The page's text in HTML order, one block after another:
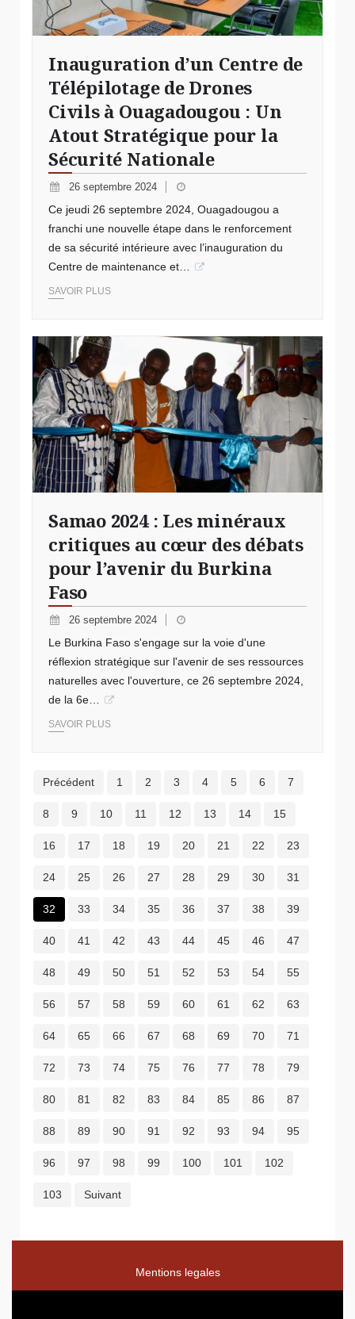
Inauguration d’un Centre de
Télépilotage de Drones
Civils à Ouagadougou : Un
Atout Stratégique pour la
Sécurité Nationale
26 septembre 2024
Ce jeudi 26 septembre 2024, Ouagadougou a
franchi une nouvelle étape dans le renforcement
de sa sécurité intérieure avec l’inauguration du
Centre de maintenance et…
SAVOIR PLUS
Samao 2024 : Les minéraux
critiques au cœur des débats
pour l’avenir du Burkina
Faso
26 septembre 2024
Le Burkina Faso s'engage sur la voie d'une
réflexion stratégique sur l'avenir de ses ressources
naturelles avec l'ouverture, ce 26 septembre 2024,
de la 6e…
SAVOIR PLUS
Précédent 1 2 3 4 5 6 7
8 9 10 11 12 13 14 15
16 17 18 19 20 21 22 23
24 25 26 27 28 29 30 31
32 33 34 35 36 37 38 39
40 41 42 43 44 45 46 47
48 49 50 51 52 53 54 55
56 57 58 59 60 61 62 63
64 65 66 67 68 69 70 71
72 73 74 75 76 77 78 79
80 81 82 83 84 85 86 87
88 89 90 91 92 93 94 95
96 97 98 99 100 101 102
103 Suivant
Mentions legales